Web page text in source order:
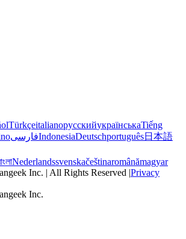
TürkçeitalianoрусскийукраїнськаTiếng
فارسیIndonesiaDeutschportuguês日本語
Nederlandssvenskačeštinaromânămagyar
Inc. | All Rights Reserved |Privacy
Inc.